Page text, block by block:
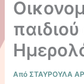
Από ΣΤΑΥΡΟΥΛΑ